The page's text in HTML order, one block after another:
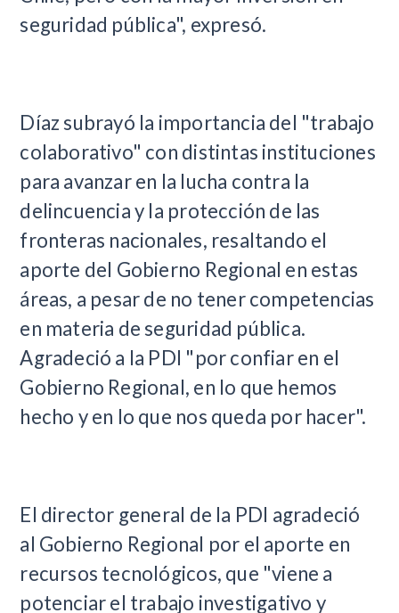
seguridad pública", expresó.
Díaz subrayó la importancia del "trabajo
colaborativo" con distintas instituciones
para avanzar en la lucha contra la
delincuencia y la protección de las
fronteras nacionales, resaltando el
aporte del Gobierno Regional en estas
áreas, a pesar de no tener competencias
en materia de seguridad pública.
Agradeció a la PDI "por confiar en el
Gobierno Regional, en lo que hemos
hecho y en lo que nos queda por hacer".
El director general de la PDI agradeció
al Gobierno Regional por el aporte en
recursos tecnológicos, que "viene a
potenciar el trabajo investigativo y